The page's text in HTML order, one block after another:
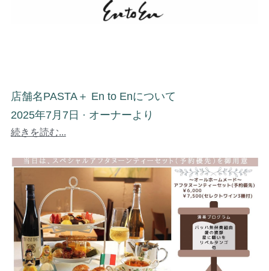
店舗名PASTA＋ En to Enについて
2025年7月7日 · オーナーより
続きを読む...